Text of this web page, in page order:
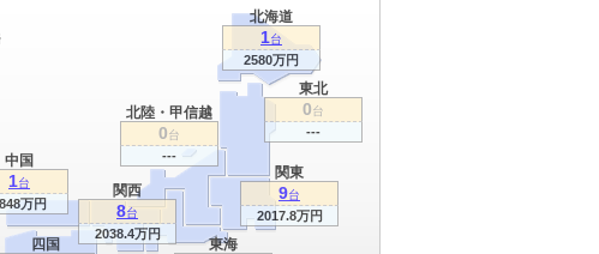
関東
9台
2017.8万円
関西
8台
2038.4万円
東海
北海道
1台
2580万円
東北
0台
---
北陸・甲信越
0台
---
中国
1台
万円
四国